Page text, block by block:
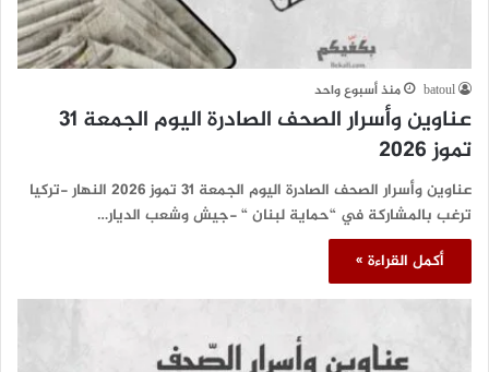
batoul منذ أسبوع واحد
عناوين وأسرار الصحف الصادرة اليوم الجمعة 31
تموز 2026
عناوين وأسرار الصحف الصادرة اليوم الجمعة 31 تموز 2026 النهار -تركيا
ترغب بالمشاركة في “حماية لبنان “ -جيش وشعب الديار…
أكمل القراءة »